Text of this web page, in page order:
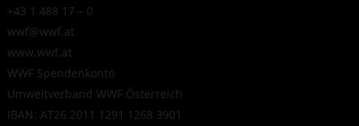
+43 1 488 17 – 0
wwf@wwf.at
www.wwf.at
WWF Spendenkonto
Umweltverband WWF Österreich
IBAN: AT26 2011 1291 1268 3901